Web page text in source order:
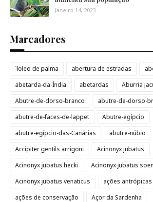
Janeiro 14, 2023
Marcadores
´loleo de palma abertura de estradas
abetarda-da-Índia
abetardas
Aburria
Abutre-de-dorso-branco
abutre-de-dorso-
abutre-de-faces-de-lappet
Abutre-egípcio
abutre-egípcio-das-Canárias
abutre-núbio
Accipiter gentils arrigoni
Acinonyx jubatus
Acinonyx jubatus hecki
Acinonyx jubatus
Acinonyx jubatus venaticus
ações antrópicas
ações de conservação
Açor da Sardenha